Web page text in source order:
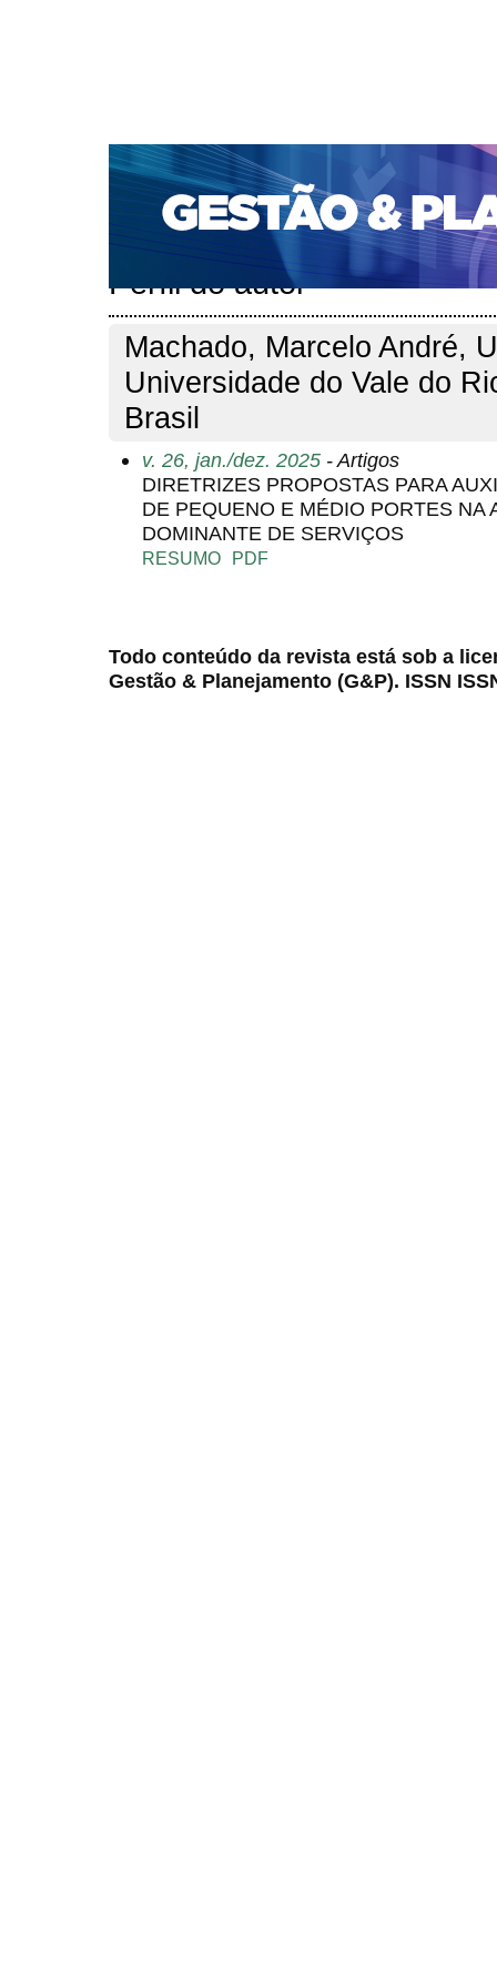
CAPA SOBRE ACESSO CADASTRO
PORTAL DE REVISTAS DA UNIFACS
SUBMISSÕES
PARA SUBMISSÃO DE ARTIGOS
TUTORIAL PARA
Capa Perfil do autor
Perfil do autor
Machado, Marcelo André,
Universidade do Vale do
Brasil
v. 26, jan./dez. 2025 - Artigos
DIRETRIZES PROPOSTAS PARA
DE PEQUENO E MÉDIO PORTES NA
DOMINANTE DE SERVIÇOS
RESUMO PDF
Todo conteúdo da revista está sob a
Gestão & Planejamento (G&P). ISSN